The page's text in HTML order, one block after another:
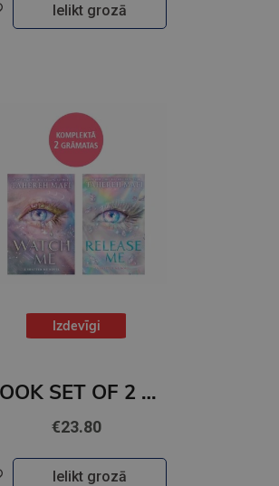
Ielikt grozā
Izdevīgi
BOOK SET OF 2 Titles: Watch Me + Release Me
€23.80
Ielikt grozā